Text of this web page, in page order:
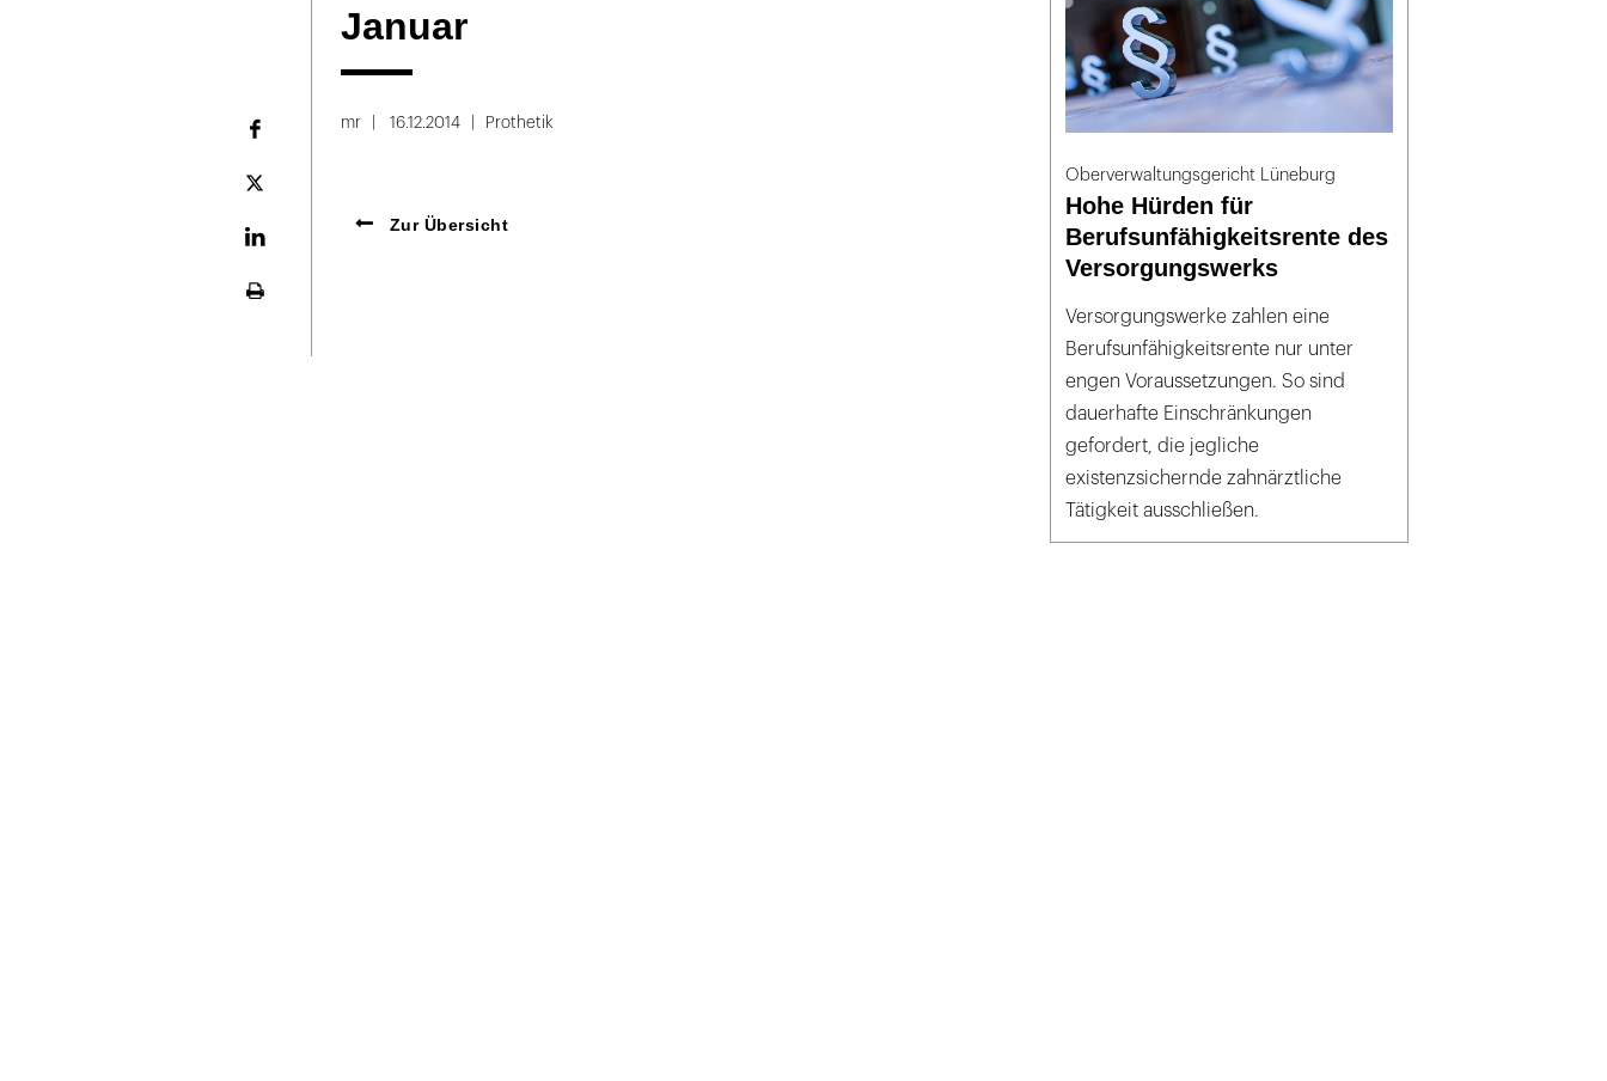
Januar
Plattform
mr 16.12.2014 Prothetik
Zur Übersicht
Oberverwaltungsgericht Lüneburg
Hohe Hürden für
Berufsunfähigkeitsrente des
Versorgungswerks
Versorgungswerke zahlen eine
Berufsunfähigkeitsrente nur unter
engen Voraussetzungen. So sind
dauerhafte Einschränkungen
gefordert, die jegliche
existenzsichernde zahnärztliche
Tätigkeit ausschließen.